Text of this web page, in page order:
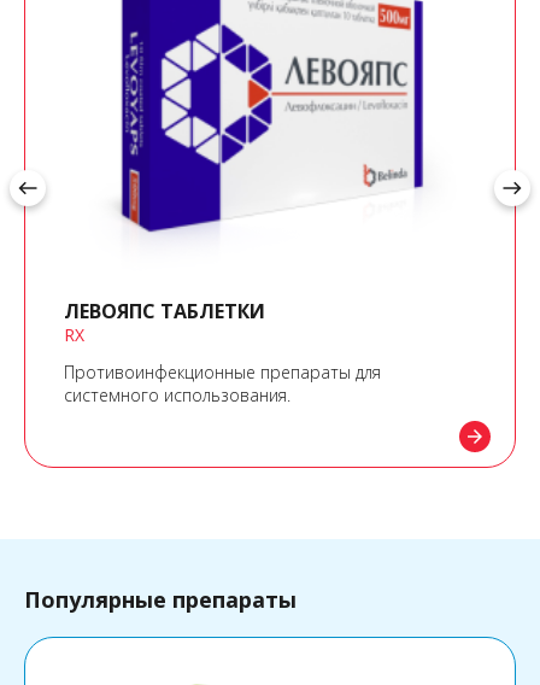
ЛЕВОЯПС ТАБЛЕТКИ
RX
Противоинфекционные препараты для
системного использования.
arrow_forward
west east
Популярные препараты